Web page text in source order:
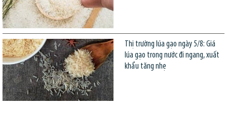
Thị trường lúa gạo ngày 5/8: Giá
lúa gạo trong nước đi ngang, xuất
khẩu tăng nhẹ